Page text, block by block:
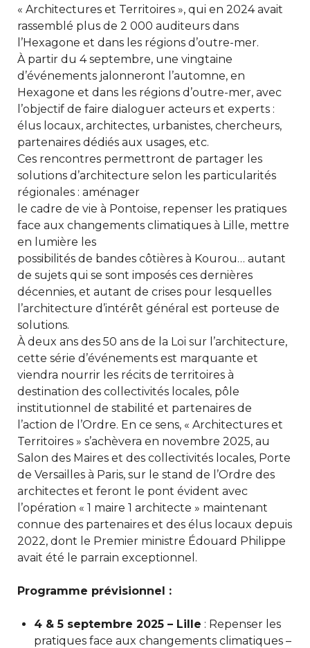
« Architectures et Territoires », qui en 2024 avait
rassemblé plus de 2 000 auditeurs dans
l’Hexagone et dans les régions d’outre-mer.
À partir du 4 septembre, une vingtaine
d’événements jalonneront l’automne, en
Hexagone et dans les régions d’outre-mer, avec
l’objectif de faire dialoguer acteurs et experts :
élus locaux, architectes, urbanistes, chercheurs,
partenaires dédiés aux usages, etc.
Ces rencontres permettront de partager les
solutions d’architecture selon les particularités
régionales : aménager
le cadre de vie à Pontoise, repenser les pratiques
face aux changements climatiques à Lille, mettre
en lumière les
possibilités de bandes côtières à Kourou… autant
de sujets qui se sont imposés ces dernières
décennies, et autant de crises pour lesquelles
l’architecture d’intérêt général est porteuse de
solutions.
À deux ans des 50 ans de la Loi sur l’architecture,
cette série d’événements est marquante et
viendra nourrir les récits de territoires à
destination des collectivités locales, pôle
institutionnel de stabilité et partenaires de
l’action de l’Ordre. En ce sens, « Architectures et
Territoires » s’achèvera en novembre 2025, au
Salon des Maires et des collectivités locales, Porte
de Versailles à Paris, sur le stand de l’Ordre des
architectes et feront le pont évident avec
l’opération « 1 maire 1 architecte » maintenant
connue des partenaires et des élus locaux depuis
2022, dont le Premier ministre Édouard Philippe
avait été le parrain exceptionnel.
Programme prévisionnel :
4 & 5 septembre 2025 – Lille : Repenser les
pratiques face aux changements climatiques –